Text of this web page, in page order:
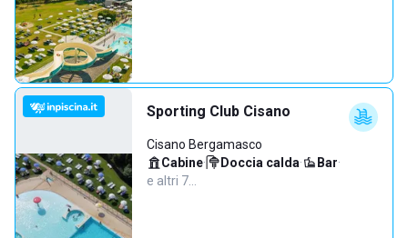
Sporting Club Cisano
Cisano Bergamasco
Cabine· Doccia calda· Bar·
e altri 7…